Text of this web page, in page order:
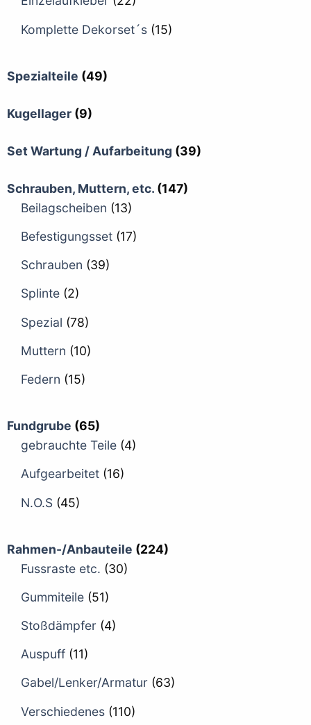
Komplette Dekorset´s (15)
Spezialteile (49)
Kugellager (9)
Set Wartung / Aufarbeitung (39)
Schrauben, Muttern, etc. (147)
Beilagscheiben (13)
Befestigungsset (17)
Schrauben (39)
Splinte (2)
Spezial (78)
Muttern (10)
Federn (15)
Fundgrube (65)
gebrauchte Teile (4)
Aufgearbeitet (16)
N.O.S (45)
Rahmen-/Anbauteile (224)
Fussraste etc. (30)
Gummiteile (51)
Stoßdämpfer (4)
Auspuff (11)
Gabel/Lenker/Armatur (63)
Verschiedenes (110)